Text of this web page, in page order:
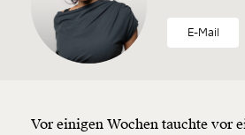
E-Mail
Vor einigen Wochen tauchte vor